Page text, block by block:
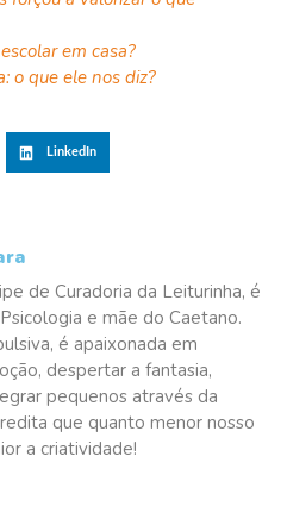
em casa?
o que ele nos diz?
LinkedIn
de Curadoria da Leiturinha, é
e mãe do Caetano.
é apaixonada em
despertar a fantasia,
pequenos através da
que quanto menor nosso
a criatividade!